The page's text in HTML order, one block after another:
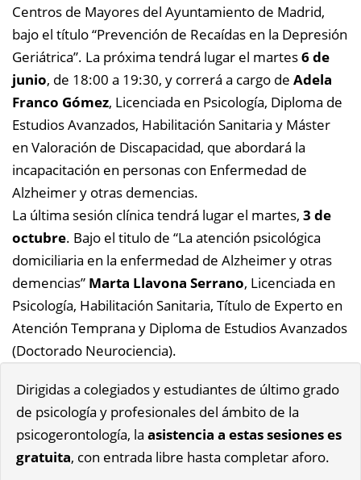
Centros de Mayores del Ayuntamiento de Madrid,
bajo el título “Prevención de Recaídas en la Depresión
Geriátrica”. La próxima tendrá lugar el martes6 de
junio, de 18:00 a 19:30, y correrá a cargo de Adela
Franco Gómez, Licenciada en Psicología, Diploma de
Estudios Avanzados, Habilitación Sanitaria y Máster
en Valoración de Discapacidad, que abordará la
incapacitación en personas con Enfermedad de
Alzheimer y otras demencias.
La última sesión clínica tendrá lugar el martes, 3 de
octubre. Bajo el titulo de “La atención psicológica
domiciliaria en la enfermedad de Alzheimer y otras
demencias” Marta Llavona Serrano, Licenciada en
Psicología, Habilitación Sanitaria, Título de Experto en
Atención Temprana y Diploma de Estudios Avanzados
(Doctorado Neurociencia).
Dirigidas a colegiados y estudiantes de último grado
de psicología y profesionales del ámbito de la
psicogerontología, la asistencia a estas sesiones es
gratuita, con entrada libre hasta completar aforo.